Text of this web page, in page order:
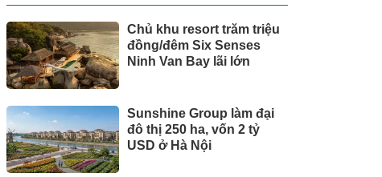
Chủ khu resort trăm triệu
đồng/đêm Six Senses
Ninh Van Bay lãi lớn
Sunshine Group làm đại
đô thị 250 ha, vốn 2 tỷ
USD ở Hà Nội